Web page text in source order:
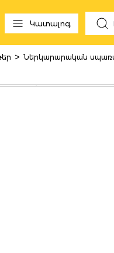
Կատալոգ
> Ներկարարական